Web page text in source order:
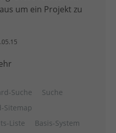
um ein Projekt zu
Suche
Suche
Sitemap
Liste
Basis-System